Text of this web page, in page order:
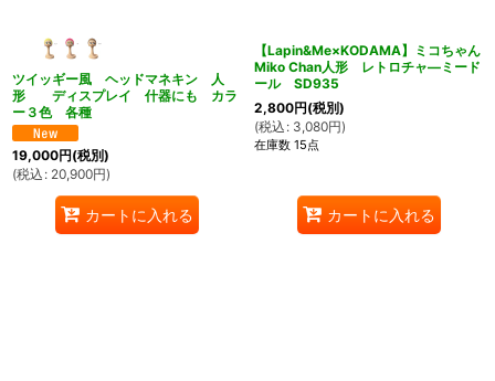
ツイッギー風 ヘッドマネキン 人
形 ディスプレイ 什器にも カラ
ー３色 各種
19,000円(税別)
(税込 : 20,900円)
カートに入れる
【Lapin&Me×KODAMA】ミコちゃん
Miko Chan人形 レトロチャ―ミード
ール SD935
2,800円(税別)
(税込 : 3,080円)
在庫数 15点
カートに入れる